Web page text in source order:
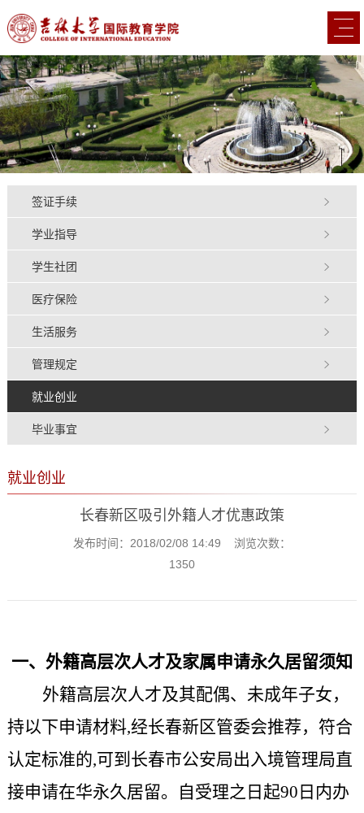
签证手续
学业指导
学生社团
医疗保险
生活服务
管理规定
就业创业
毕业事宜
就业创业
长春新区吸引外籍人才优惠政策
发布时间：2018/02/08 14:49 浏览次数：
1350
一、外籍高层次人才及家属申请永久居留须知
外籍高层次人才及其配偶、未成年子女，
持以下申请材料,经长春新区管委会推荐，符合
认定标准的,可到 长春市公安局出入境管理局直
接申请在华永久居留。
自受理之日起90日内办